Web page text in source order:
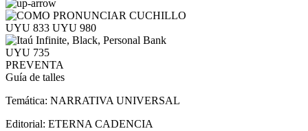
UYU 833 UYU 980
UYU 735
PREVENTA
Guía de talles
Temática: NARRATIVA UNIVERSAL
Editorial: ETERNA CADENCIA